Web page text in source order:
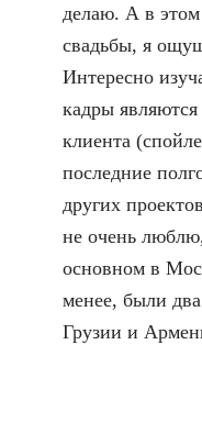
делаю. А в этом
свадьбы, я
Интересно
кадры
клиента
последние
других
не очень
основном в
менее, были
Грузии и